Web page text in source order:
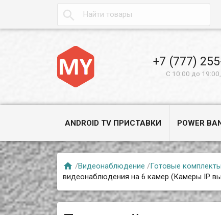

+7 (777)
С 10:00 до
ANDROID TV ПРИСТАВКИ POWER
 /Видеонаблюдение /Готовые комплекты
видеонаблюдения на 6 камер (Камеры IP